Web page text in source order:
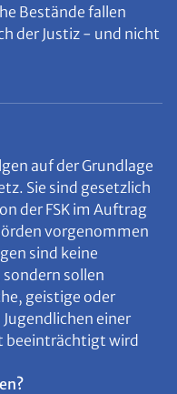
Bestände fallen
der Justiz - und nicht
auf der Grundlage
Sie sind gesetzlich
der FSK im Auftrag
vorgenommen
sind keine
sollen
geistige oder
einer
beeinträchtigt wird